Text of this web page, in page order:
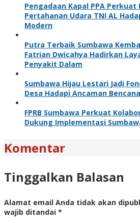
Pengadaan Kapal PPA Perkuat
Pertahanan Udara TNI AL
Modern
Putra Terbaik Sumbawa
Fatrian Dwicahya Hadirkan
Penyakit Dalam
Sumbawa Hijau Lestari Jadi
Desa Hadapi Ancaman Bencana
FPRB Sumbawa Perkuat
Dukung Implementasi
Komentar
Tinggalkan Balasan
Alamat email Anda tidak akan
wajib ditandai *